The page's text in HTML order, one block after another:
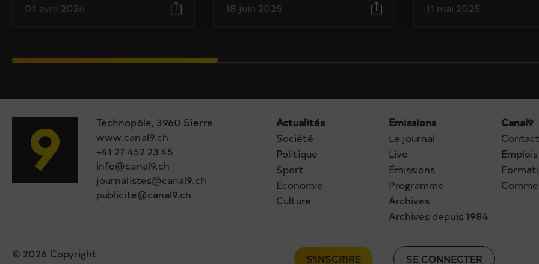
01 avril 2026 18 juin 2025 11 mai 2025
Technopôle, 3960 Sierre
www.canal9.ch
+41 27 452 23 45
info@canal9.ch
journalistes@canal9.ch
publicite@canal9.ch
Actualités
Société
Politique
Sport
Économie
Culture
Emissions
Le journal
Live
Émissions
Programme
Archives
Archives depuis 1984
Canal9
Contact
Emplois
© 2026 Copyright
S'INSCRIRE SE CONNECTER